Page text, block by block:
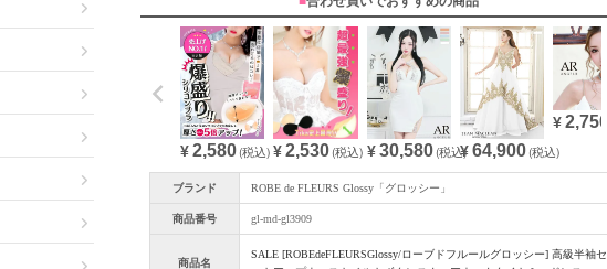
¥2,580(税込) ¥ 2,530(税込) ¥30,580 (税込)¥64,900 (税込)
¥2,750
ブランド ROBE de FLEURS Glossy「グロッシー」
商品番号 gl-md-gl3909
商品名
SALE [ROBEdeFLEURSGlossy/ローブドフルールグロッシー] 高級半袖セ